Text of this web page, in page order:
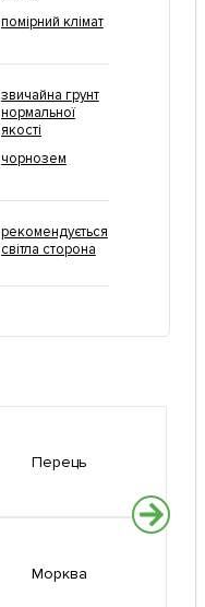
помірний клімат
звичайна грунт
нормальної
якості
чорнозем
рекомендується
світла сторона
Перець
Морква